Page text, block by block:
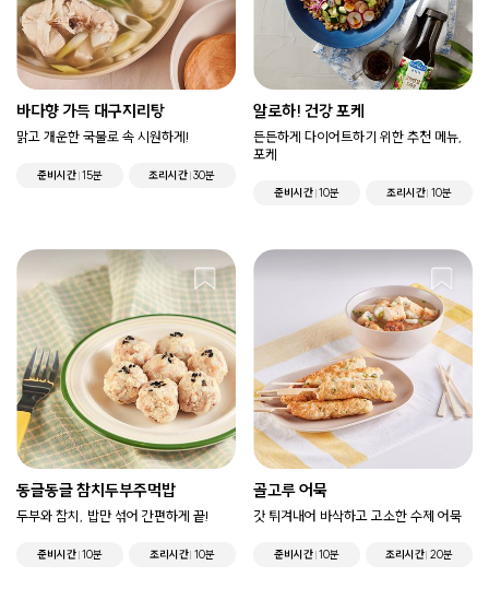
바다향 가득 대구지리탕
맑고 개운한 국물로 속 시원하게!
준비시간 15분 조리시간 30분
알로하! 건강 포케
든든하게 다이어트하기 위한 추천 메뉴,
포케
준비시간 10분 조리시간 10분
동글동글 참치두부주먹밥
두부와 참치, 밥만 섞어 간편하게 끝!
준비시간 10분 조리시간 10분
골고루 어묵
갓 튀겨내어 바삭하고 고소한 수제 어묵
준비시간 10분 조리시간 20분